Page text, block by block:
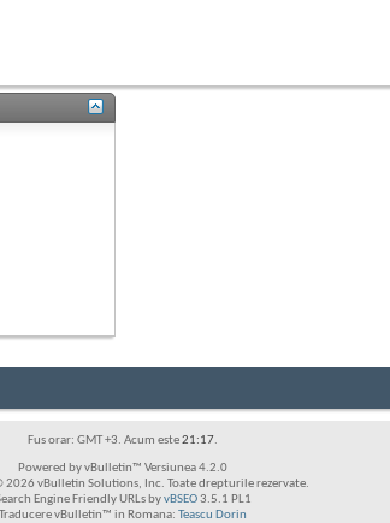
Fus orar: GMT +3. Acum este21:17.
Powered by vBulletin™ Versiunea 4.2.0
vBulletin Solutions, Inc. Toate drepturile rezervate.
Engine Friendly URLs byvBSEO3.5.1 PL1
Traducere vBulletin™ in Romana: Teascu Dorin